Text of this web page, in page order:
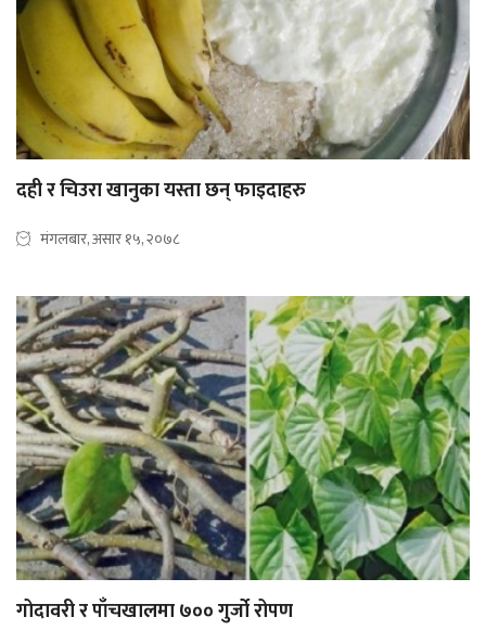
दही र चिउरा खानुका यस्ता छन् फाइदाहरु
मंगलबार, असार १५, २०७८
गोदावरी र पाँचखालमा ७०० गुर्जो रोपण